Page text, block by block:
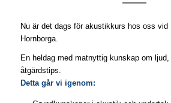
Nu är det dags för akustikkurs hos oss vid
Hornborga.
En heldag med matnyttig kunskap om
åtgärdstips.
Detta går vi igenom: